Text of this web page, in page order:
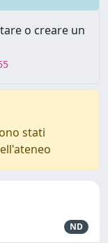
o creare un
stati
ND